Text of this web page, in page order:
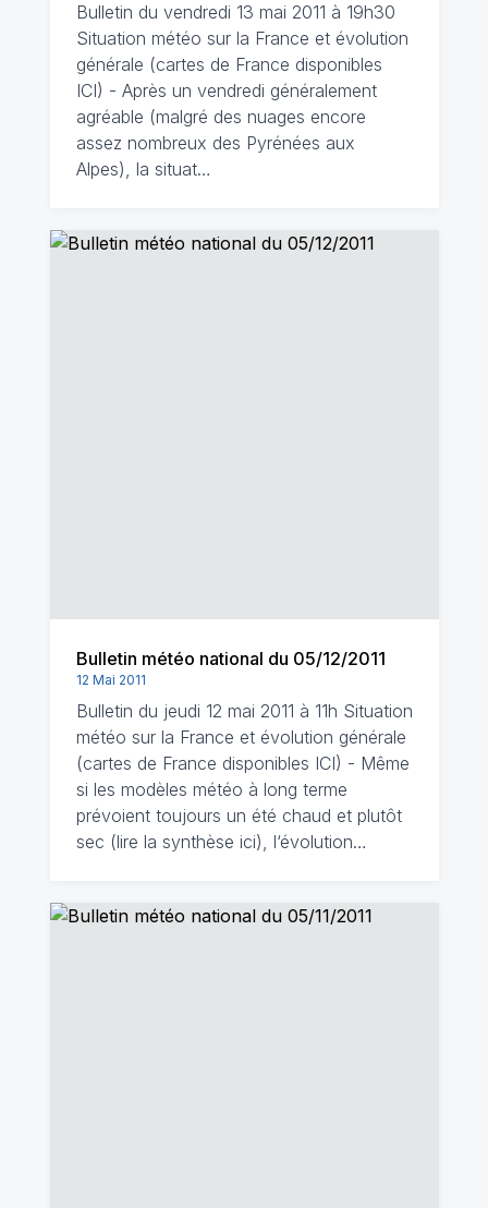
Bulletin du vendredi 13 mai 2011 à 19h30
Situation météo sur la France et évolution
générale (cartes de France disponibles
ICI) - Après un vendredi généralement
agréable (malgré des nuages encore
assez nombreux des Pyrénées aux
Alpes), la situat…
Bulletin météo national du 05/12/2011
12 Mai 2011
Bulletin du jeudi 12 mai 2011 à 11h Situation
météo sur la France et évolution générale
(cartes de France disponibles ICI) - Même
si les modèles météo à long terme
prévoient toujours un été chaud et plutôt
sec (lire la synthèse ici), l‘évolution…